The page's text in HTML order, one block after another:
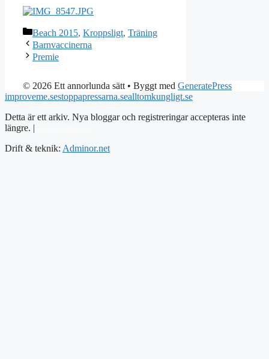
Kategorier
Beach 2015, Kroppsligt, Träning
Barnvaccinerna
Premie
© 2026 Ett annorlunda sätt • Byggt med GeneratePress
improveme.sestoppapressarna.sealltomkungligt.se
Detta är ett arkiv. Nya bloggar och registreringar accepteras inte
längre. |
Drift & teknik: Adminor.net